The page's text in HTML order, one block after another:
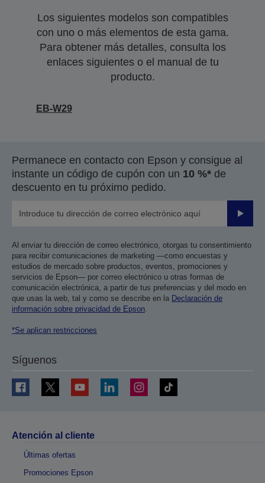
Los siguientes modelos son compatibles
con uno o más elementos de esta gama.
Para obtener más detalles, consulta los
enlaces siguientes o el manual de tu
producto.
EB-W29
Permanece en contacto con Epson y consigue al
instante un código de cupón con un 10 %* de
descuento en tu próximo pedido.
Enviar
Al enviar tu dirección de correo electrónico, otorgas tu consentimiento
para recibir comunicaciones de marketing —como encuestas y
estudios de mercado sobre productos, eventos, promociones y
servicios de Epson— por correo electrónico u otras formas de
comunicación electrónica, a partir de tus preferencias y del modo en
que usas la web, tal y como se describe en la Declaración de
información sobre privacidad de Epson.
*Se aplican restricciones
Síguenos
Atención al cliente
Últimas ofertas
Promociones Epson